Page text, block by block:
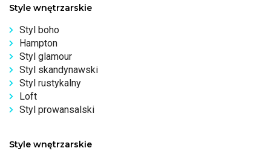
Style wnętrzarskie
Styl boho
Hampton
Styl glamour
Styl skandynawski
Styl rustykalny
Loft
Styl prowansalski
Style wnętrzarskie